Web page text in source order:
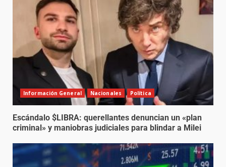
Información General Nacionales Política
Escándalo $LIBRA: querellantes denuncian un «plan
criminal» y maniobras judiciales para blindar a Milei